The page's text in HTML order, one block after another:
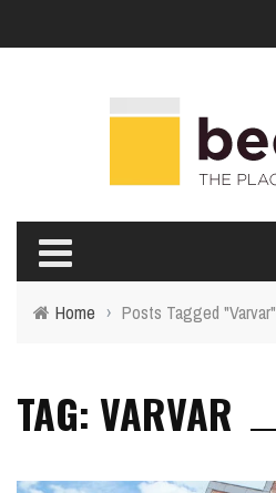
Home › Posts Tagged "Varvar"
TAG: VARVAR